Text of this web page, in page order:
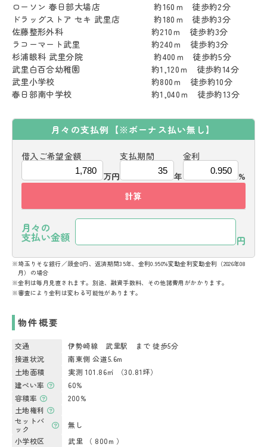
ローソン 春日部大場店 約160ｍ 徒歩約2分
ドラッグストア セキ 武里店 約180ｍ 徒歩約3分
佐藤整形外科 約210ｍ 徒歩約3分
ラコーマート武里 約240ｍ 徒歩約3分
杉浦眼科 武里分院 約400ｍ 徒歩約5分
武里白百合幼稚園 約1,120ｍ 徒歩約14分
武里小学校 約800ｍ 徒歩約10分
春日部南中学校 約1,040ｍ 徒歩約13分
月々の支払例 【※ボーナス払い無し】
借入ご希望金額
万円
支払期間
年
金利
%
計算
月々の
支払い金額 円
※埼玉りそな銀行／頭金0円、返済期間35年、金利0.950%変動金利変動金利（2026年08
月）の場合
※金利は毎月見直されます。別途、融資手数料、その他諸費用がかかります。
※審査により金利は変わる可能性があります。
物件概要
交通
伊勢崎線 武里駅 まで 徒歩5分
接道状況
南東側 公道5.6m
土地面積
実測 101.86㎡ （30.81坪）
建ぺい率
60%
容積率
200%
土地権利
セットバ
ック
無し
小学校区
武里 （ 800m ）